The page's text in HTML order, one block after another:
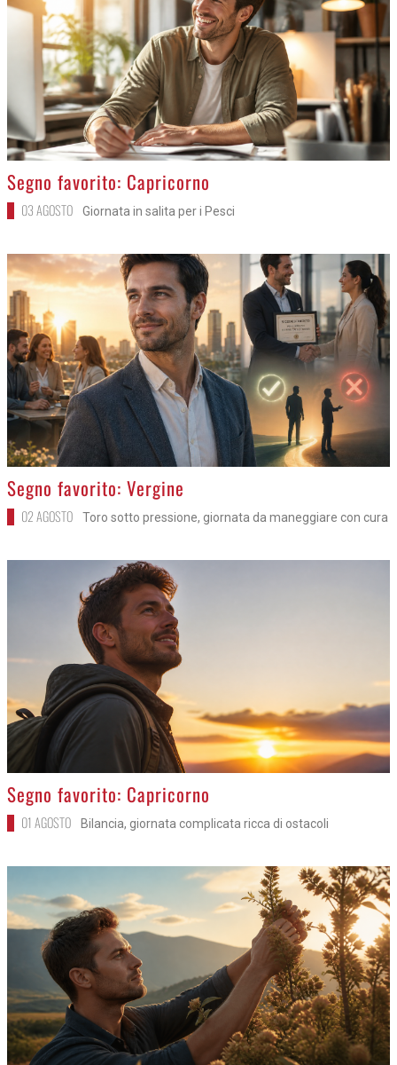
>
Segno favorito: Capricorno
03 AGOSTO Giornata in salita per i Pesci
>
Segno favorito: Vergine
02 AGOSTO Toro sotto pressione, giornata da maneggiare con cura
>
Segno favorito: Capricorno
01 AGOSTO Bilancia, giornata complicata ricca di ostacoli